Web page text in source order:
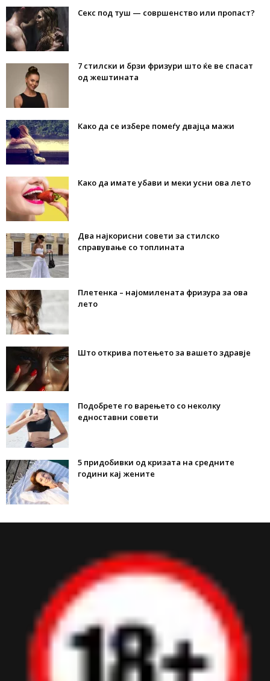
Секс под туш — совршенство или пропаст?
7 стилски и брзи фризури што ќе ве спасат
од жештината
Како да се избере помеѓу двајца мажи
Како да имате убави и меки усни ова лето
Два најкорисни совети за стилско
справување со топлината
Плетенка – најомилената фризура за ова
лето
Што открива потењето за вашето здравје
Подобрете го варењето со неколку
едноставни совети
5 придобивки од кризата на средните
години кај жените